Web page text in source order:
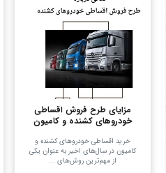
مزایای طرح فروش اقساطی
خودروهای کشنده و کامیون
خرید اقساطی خودروهای کشنده و
کامیون در سال‌های اخیر به عنوان یکی
از مهم‌ترین روش‌های ...